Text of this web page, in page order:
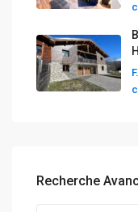
Recherche